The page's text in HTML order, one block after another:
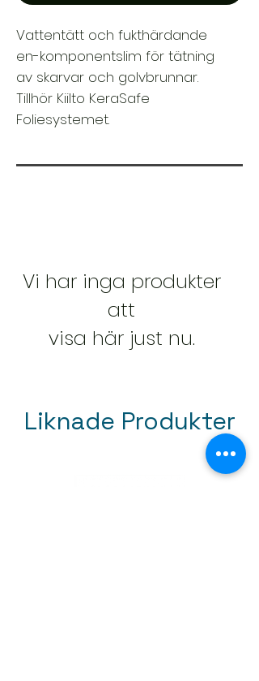
Vattentätt och fukthärdande
en-komponentslim för tätning
av skarvar och golvbrunnar.
Tillhör Kiilto KeraSafe
Foliesystemet.
Vi har inga produkter
att
visa här just nu.
Liknade Produkter